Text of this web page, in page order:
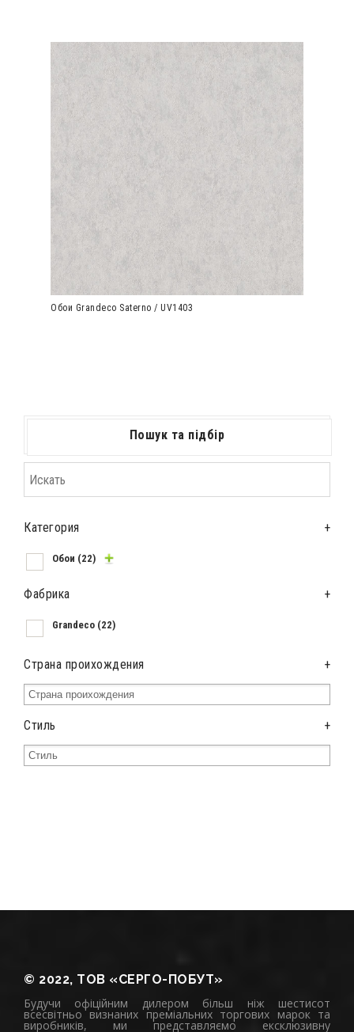
Обои Grandeco Saterno / UV1403
Пошук та підбір
Категория +
Обои (22)
Фабрика +
Grandeco (22)
Страна проихождения +
Стиль +
© 2022, ТОВ «СЕРГО-ПОБУТ»
Будучи офіційним дилером більш ніж шестисот
всесвітньо визнаних преміальних торгових марок та
виробників, ми представляємо ексклюзивну